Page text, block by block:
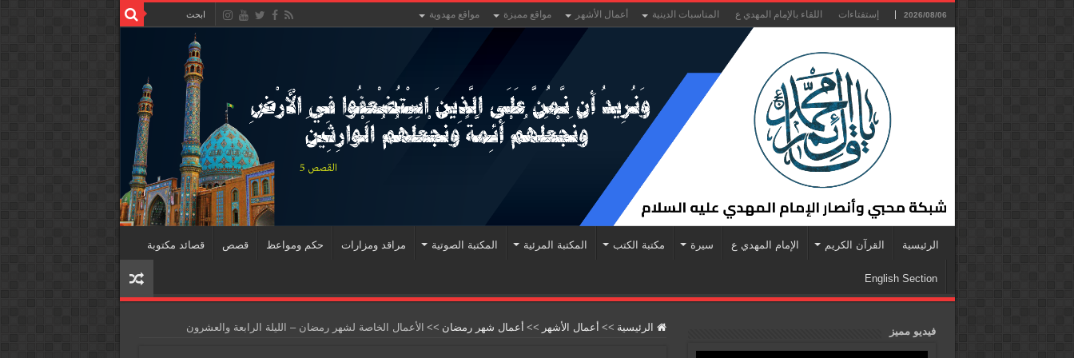
2026/08/06 إستفتاءات اللقاء بالإمام المهدي ع المناسبات الدينية أعمال الأشهر مواقع مميزة مواقع مهدوية
الرئيسية القرآن الكريم الإمام المهدي ع سيرة مكتبة الكتب المكتبة المرئية المكتبة الصوتية مراقد ومزارات حكم ومواعظ قصص قصائد مكتوبة
English Section
الرئيسية >> أعمال الأشهر >> أعمال شهر رمضان >> الأعمال الخاصة لشهر رمضان – الليلة الرابعة والعشرون فيديو مميز